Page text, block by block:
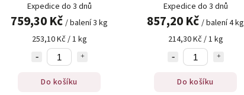
Expedice do 3 dnů
759,30 Kč / balení 3 kg
253,10 Kč / 1 kg
Do košíku
Expedice do 3 dnů
857,20 Kč / balení 4 kg
214,30 Kč / 1 kg
Do košíku